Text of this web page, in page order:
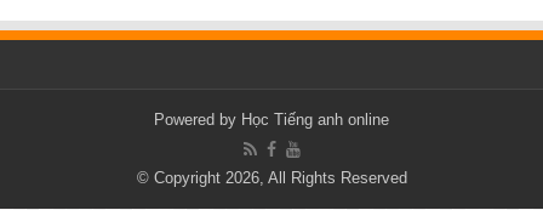
Powered by Học Tiếng anh online
© Copyright 2026, All Rights Reserved